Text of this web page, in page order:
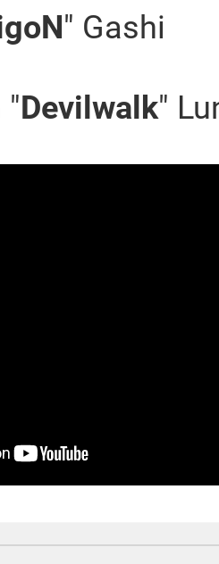
" Gashi
Devilwalk⁠"